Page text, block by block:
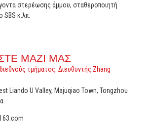
στερέωσης άμμου, σταθεροποιητή
SBS κ.λπ.
ΜΑΖΊ ΜΑΣ
τμήματος: Διευθυντής Zhang
Liando U Valley, Majuqiao Town, Tongzhou